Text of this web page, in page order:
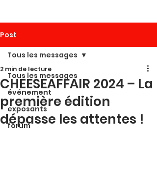
Post
Tous les messages
événement
exposants
forum
Tous les messages
CHEESEAFFAIR 2024 – La
première édition
dépasse les attentes !
2 min de lecture